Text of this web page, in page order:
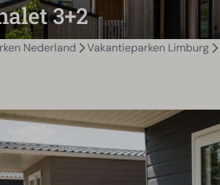
3+2
Nederland Vakantieparken Limburg